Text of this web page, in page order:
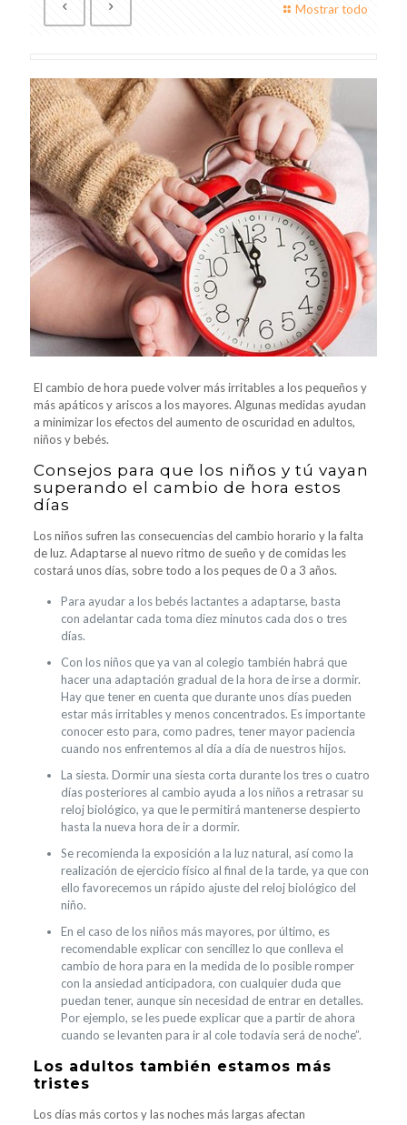
Mostrar todo
El cambio de hora puede volver más irritables a los pequeños y
más apáticos y ariscos a los mayores. Algunas medidas ayudan
a minimizar los efectos del aumento de oscuridad en adultos,
niños y bebés.
Consejos para que los niños y tú vayan
superando el cambio de hora estos
días
Los niños sufren las consecuencias del cambio horario y la falta
de luz. Adaptarse al nuevo ritmo de sueño y de comidas les
costará unos días, sobre todo a los peques de 0 a 3 años.
Para ayudar a los bebés lactantes a adaptarse, basta
con adelantar cada toma diez minutos cada dos o tres
días.
Con los niños que ya van al colegio también habrá que
hacer una adaptación gradual de la hora de irse a dormir.
Hay que tener en cuenta que durante unos días pueden
estar más irritables y menos concentrados. Es importante
conocer esto para, como padres, tener mayor paciencia
cuando nos enfrentemos al día a día de nuestros hijos.
La siesta. Dormir una siesta corta durante los tres o cuatro
días posteriores al cambio ayuda a los niños a retrasar su
reloj biológico, ya que le permitirá mantenerse despierto
hasta la nueva hora de ir a dormir.
Se recomienda la exposición a la luz natural, así como la
realización de ejercicio físico al final de la tarde, ya que con
ello favorecemos un rápido ajuste del reloj biológico del
niño.
En el caso de los niños más mayores, por último, es
recomendable explicar con sencillez lo que conlleva el
cambio de hora para en la medida de lo posible romper
con la ansiedad anticipadora, con cualquier duda que
puedan tener, aunque sin necesidad de entrar en detalles.
Por ejemplo, se les puede explicar que a partir de ahora
cuando se levanten para ir al cole todavía será de noche”.
Los adultos también estamos más
tristes
Los días más cortos y las noches más largas afectan